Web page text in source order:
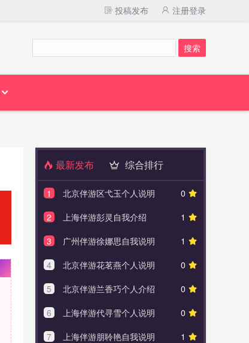
投稿发布 注册登录
最新发布 综合排行
0
1
北京伴游区弋玉个人说明
1
2
上海伴游彭灵自我介绍
1
3
广州伴游徐娜思自我说明
0
4
北京伴游花茗燕个人说明
0
5
北京伴游兰⾹巧个人介绍
0
6
上海伴游代寻雪个人说明
1
7
上海伴游朋聆艳自我说明